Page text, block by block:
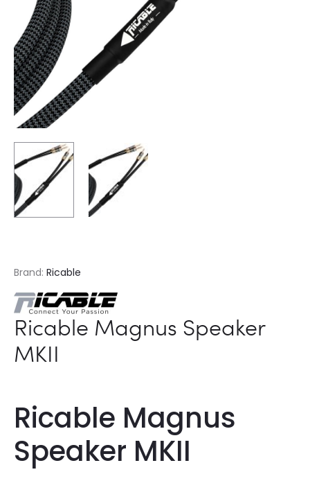
Brand: Ricable
Ricable Magnus Speaker
MKII
Ricable Magnus
Speaker MKII